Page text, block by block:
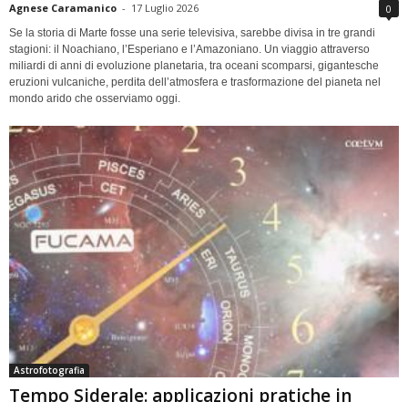
Agnese Caramanico - 17 Luglio 2026 0
Se la storia di Marte fosse una serie televisiva, sarebbe divisa in tre grandi
stagioni: il Noachiano, l’Esperiano e l’Amazoniano. Un viaggio attraverso
miliardi di anni di evoluzione planetaria, tra oceani scomparsi, gigantesche
eruzioni vulcaniche, perdita dell’atmosfera e trasformazione del pianeta nel
mondo arido che osserviamo oggi.
Astrofotografia
Tempo Siderale: applicazioni pratiche in